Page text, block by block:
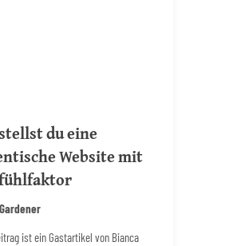
du eine
Website mit
ist ein Gastartikel von Bianca